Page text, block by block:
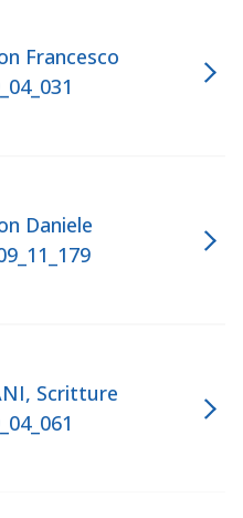
Francesco
Daniele
Scritture